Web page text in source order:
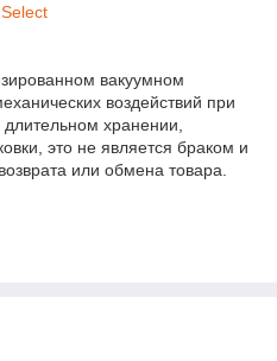
Select
вакуумном
воздействий при
хранении,
это не является браком и
или обмена товара.